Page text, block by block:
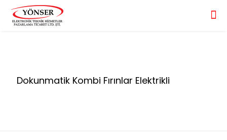
Dokunmatik Kombi Fırınlar Elektrikli